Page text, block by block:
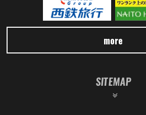
more
SITEMAP